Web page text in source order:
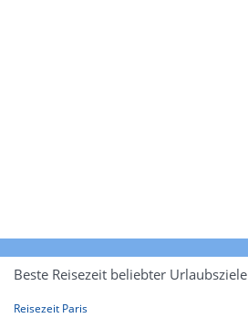
Beste Reisezeit beliebter Urlaubsziele
Reisezeit Paris